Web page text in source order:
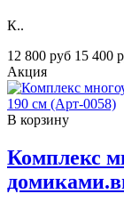
К..
12 800 руб 15 400
Акция
В корзину
Комплекс